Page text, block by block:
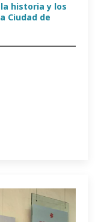
historia y los
Ciudad de